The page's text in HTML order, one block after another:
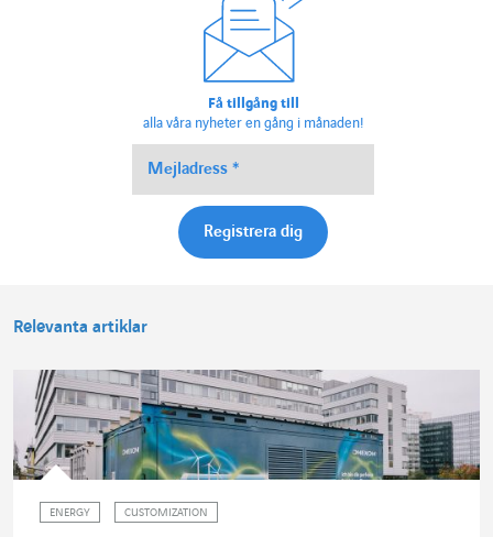
Få tillgång till
alla våra nyheter en gång i månaden!
Relevanta artiklar
ENERGY CUSTOMIZATION